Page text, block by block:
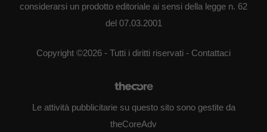
considerarsi un prodotto editoriale ai sensi della legge n. 62
del 07.03.2001
Copyright ©2026 - Tutti i diritti riservati - Contattaci
Le attività pubblicitarie su questo sito sono gestite da
theCoreAdv